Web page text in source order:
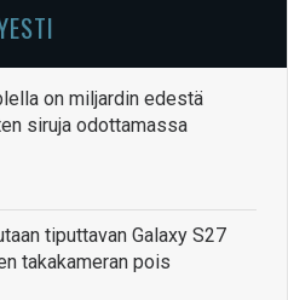
on miljardin edestä
siruja odottamassa
tiputtavan Galaxy S27
takakameran pois